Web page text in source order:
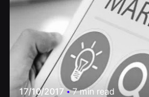
17/10/2017 7 min read